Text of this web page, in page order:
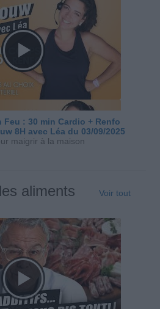
Feu : 30 min Cardio + Renfo
8H avec Léa du 03/09/2025
maigrir à la maison
aliments Voir tout